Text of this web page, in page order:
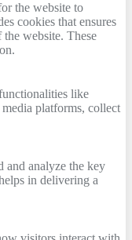
the website to
cookies that ensures
website. These
like
platforms, collect
and analyze the key
in delivering a